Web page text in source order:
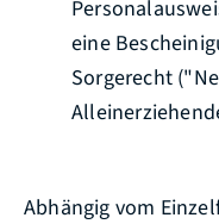
eine
Sorgerecht
Abhängig vom